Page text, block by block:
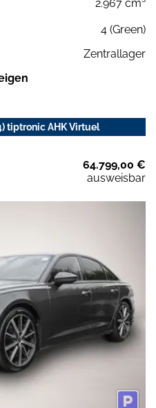
2.967 cm³
4 (Green)
Zentrallager
tiptronic AHK Virtuel
64.799,00 €
ausweisbar